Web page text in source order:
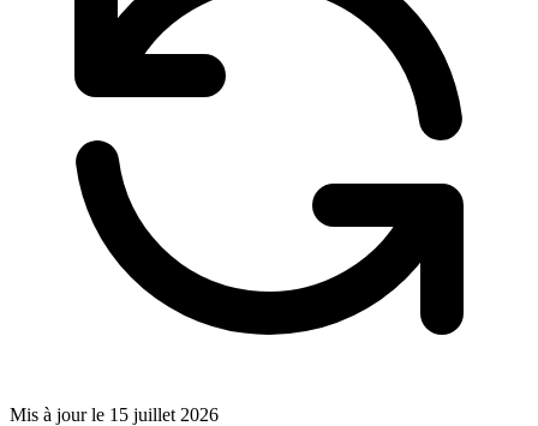
Mis à jour le 15 juillet 2026